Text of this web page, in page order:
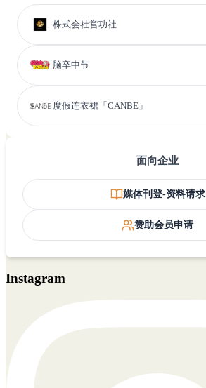
株式会社営功社
脑卒中节
度假连衣裙「CANBE」
面向企业
媒体刊登-资料请求
赞助会员申请
Instagram